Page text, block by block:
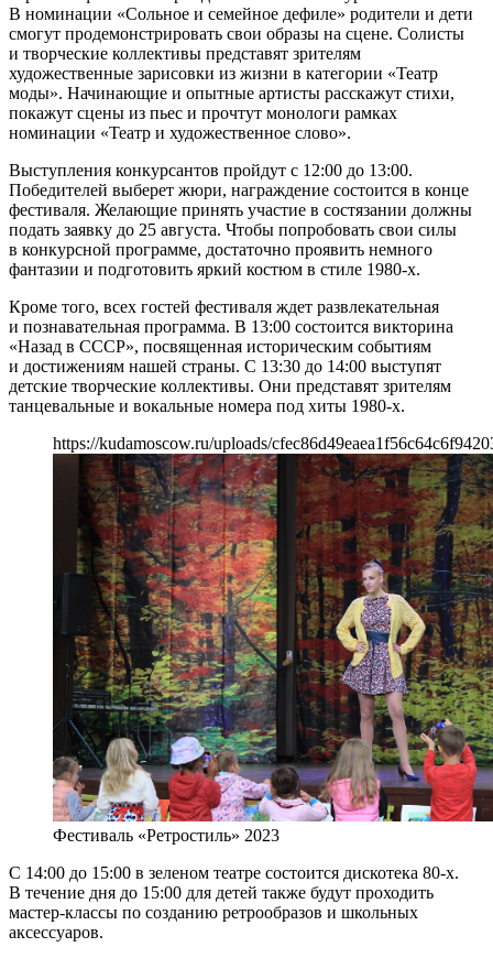
В номинации «Сольное и семейное дефиле» родители и дети
смогут продемонстрировать свои образы на сцене. Солисты
и творческие коллективы представят зрителям
художественные зарисовки из жизни в категории «Театр
моды». Начинающие и опытные артисты расскажут стихи,
покажут сцены из пьес и прочтут монологи рамках
номинации «Театр и художественное слово».
Выступления конкурсантов пройдут с 12:00 до 13:00.
Победителей выберет жюри, награждение состоится в конце
фестиваля. Желающие принять участие в состязании должны
подать заявку до 25 августа. Чтобы попробовать свои силы
в конкурсной программе, достаточно проявить немного
фантазии и подготовить яркий костюм в стиле 1980-х.
Кроме того, всех гостей фестиваля ждет развлекательная
и познавательная программа. В 13:00 состоится викторина
«Назад в СССР», посвященная историческим событиям
и достижениям нашей страны. С 13:30 до 14:00 выступят
детские творческие коллективы. Они представят зрителям
танцевальные и вокальные номера под хиты 1980-х.
https://kudamoscow.ru/uploads/
Фестиваль «Ретростиль» 2023
С 14:00 до 15:00 в зеленом театре состоится дискотека 80-х.
В течение дня до 15:00 для детей также будут проходить
мастер-классы по созданию ретрообразов и школьных
аксессуаров.